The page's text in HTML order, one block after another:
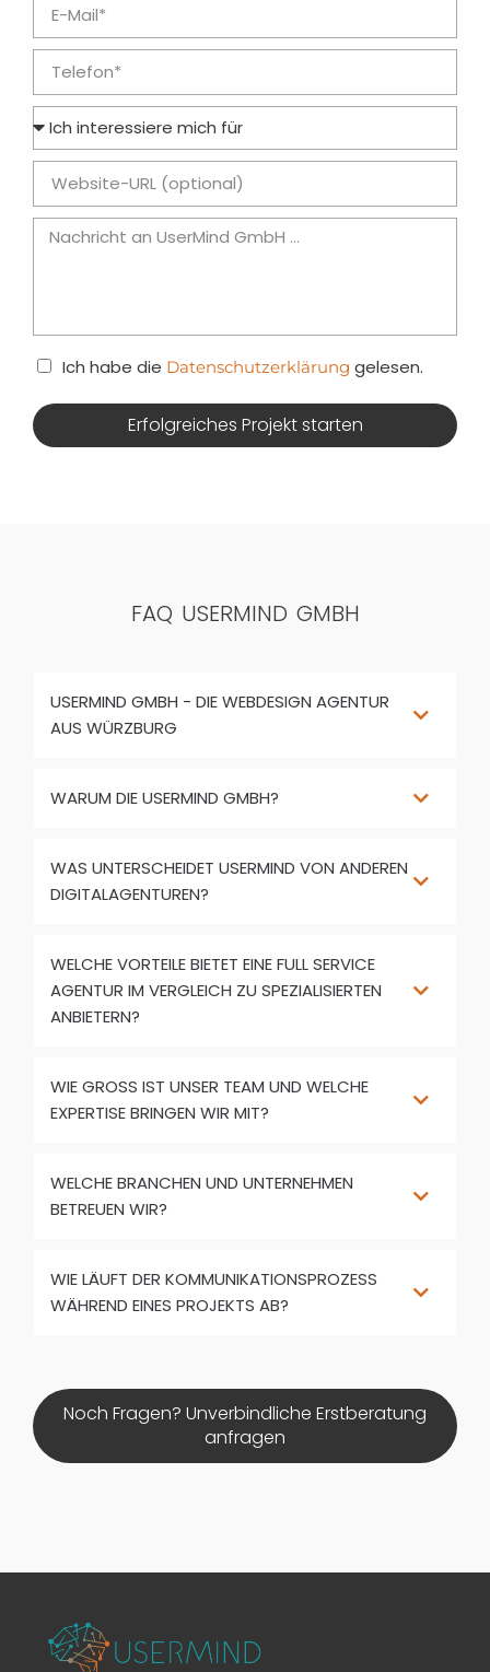
Ich habe die Datenschutzerklärung gelesen.
Erfolgreiches Projekt starten
FAQ USERMIND GMBH
USERMIND GMBH - DIE WEBDESIGN AGENTUR
AUS WÜRZBURG
WARUM DIE USERMIND GMBH?
WAS UNTERSCHEIDET USERMIND VON ANDEREN
DIGITALAGENTUREN?
WELCHE VORTEILE BIETET EINE FULL SERVICE
AGENTUR IM VERGLEICH ZU SPEZIALISIERTEN
ANBIETERN?
WIE GROSS IST UNSER TEAM UND WELCHE E
XPERTISE BRINGEN WIR MIT?
WELCHE BRANCHEN UND UNTERNEHMEN
BETREUEN WIR?
WIE LÄUFT DER KOMMUNIKATIONSPROZESS
WÄHREND EINES PROJEKTS AB?
Noch Fragen? Unverbindliche Erstberatung
anfragen